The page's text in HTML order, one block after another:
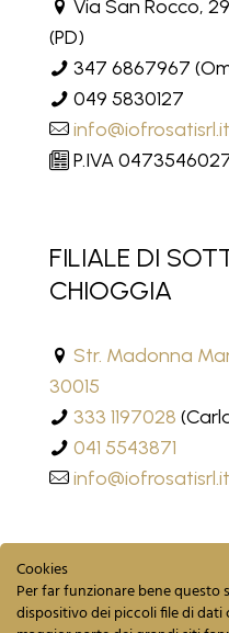
Via San Rocco,
(PD)
347 6867967
049 5830127
info@iofrosatisrl.it
P.IVA
FILIALE DI
CHIOGGIA
Str. Madonna
30015
333 1197028
041 5543871
info@iofrosatisrl.it
Cookies
Per far funzionare bene questo
dispositivo dei piccoli file di dati